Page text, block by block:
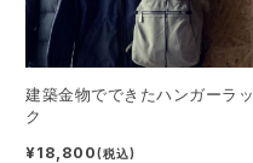
建築金物でできたハンガーラッ
ク
¥18,800(税込)